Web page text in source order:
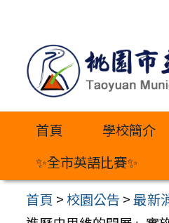
內
首頁 學校簡介
✨全市英語比賽✨
首頁 >校園公告 >最新